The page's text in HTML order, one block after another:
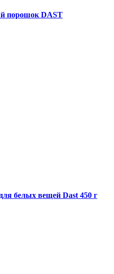
порошок DAST
белых вещей Dast 450 г